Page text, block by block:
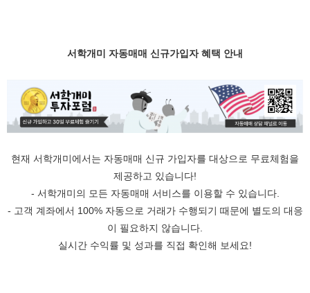
서학개미 자동매매 신규가입자 혜택 안내
현재 서학개미에서는 자동매매 신규 가입자를 대상으로 무료체험을
제공하고 있습니다!
- 서학개미의 모든 자동매매 서비스를 이용할 수 있습니다.
- 고객 계좌에서 100% 자동으로 거래가 수행되기 때문에 별도의 대응
이 필요하지 않습니다.
실시간 수익률 및 성과를 직접 확인해 보세요!